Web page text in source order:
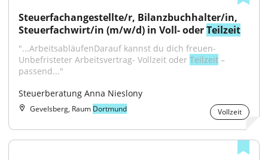
Steuerfachangestellte/r, Bilanzbuchhalter/in,
Steuerfachwirt/in (m/w/d) in Voll- oder Teilzeit
"...ArbeitsabläufenDarauf kannst du dich freuen-
Unbefristeter Arbeitsvertrag- Vollzeit oder Teilzeit –
passend..."
Steuerberatung Anna Nieslony
Gevelsberg, Raum Dortmund Vollzeit